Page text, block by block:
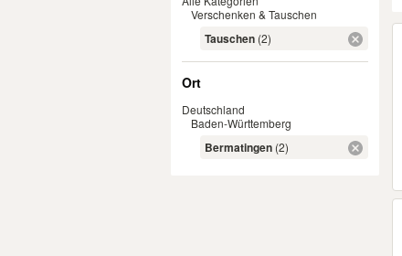
Verschenken & Tauschen
Tauschen (2)
Ort
Deutschland
Baden-Württemberg
Bermatingen (2)